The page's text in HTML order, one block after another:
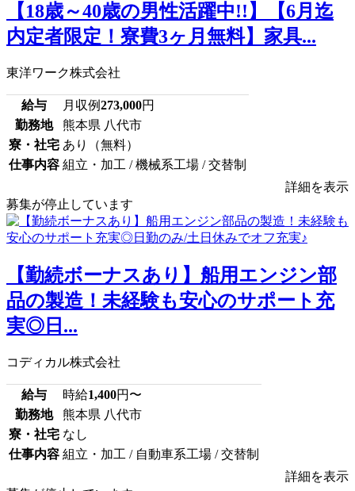
【18歳～40歳の男性活躍中!!】【6月迄
内定者限定！寮費3ヶ月無料】家具...
東洋ワーク株式会社
給与 月収例273,000円
勤務地
熊本県 八代市
寮・社宅 あり（無料）
仕事内容 組立・加工 / 機械系工場 / 交替制
詳細を表示
募集が停止しています
【勤続ボーナスあり】船用エンジン部
品の製造！未経験も安心のサポート充
実◎日...
コディカル株式会社
給与 時給1,400円〜
勤務地
熊本県 八代市
寮・社宅 なし
仕事内容 組立・加工 / 自動車系工場 / 交替制
詳細を表示